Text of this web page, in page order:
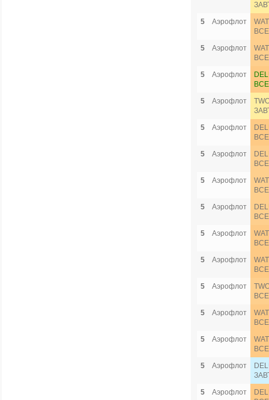
5
Аэрофлот
5
Аэрофлот
5
Аэрофлот
5
Аэрофлот
5
Аэрофлот
5
Аэрофлот
5
Аэрофлот
5
Аэрофлот
5
Аэрофлот
5
Аэрофлот
5
Аэрофлот
5
Аэрофлот
5
Аэрофлот
5
Аэрофлот
5
Аэрофлот